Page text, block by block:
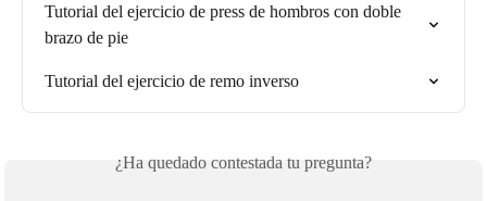
Tutorial del ejercicio de press de hombros con doble
brazo de pie
Tutorial del ejercicio de remo inverso
¿Ha quedado contestada tu pregunta?